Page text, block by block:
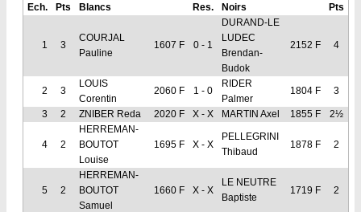
Ech. Pts Blancs Res. Noirs Pts
1 3
COURJAL
Pauline
1607 F 0 - 1
DURAND-LE
LUDEC
Brendan-
Budok
2152 F 4
2 3
LOUIS
Corentin
2060 F 1 - 0
RIDER
Palmer
1804 F 3
3 2 ZNIBER Reda 2020 F X - X MARTIN Axel 1855 F 2½
4 2
HERREMAN-
BOUTOT
Louise
1695 F X - X
PELLEGRINI
Thibaud
1878 F 2
5 2
HERREMAN-
BOUTOT
Samuel
1660 F X - X
LE NEUTRE
Baptiste
1719 F 2